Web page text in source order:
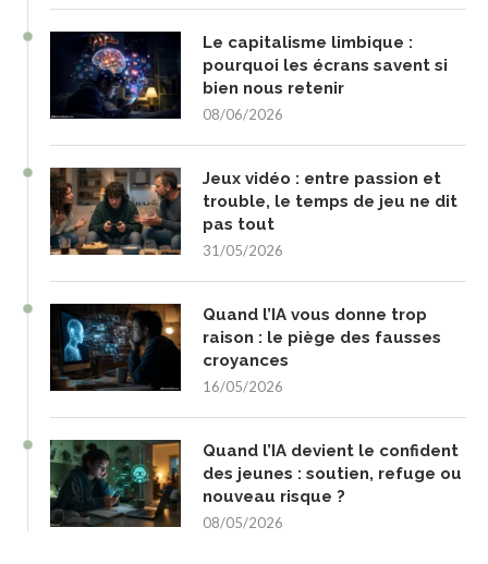
Le capitalisme limbique :
pourquoi les écrans savent si
bien nous retenir
08/06/2026
Jeux vidéo : entre passion et
trouble, le temps de jeu ne dit
pas tout
31/05/2026
Quand l’IA vous donne trop
raison : le piège des fausses
croyances
16/05/2026
Quand l’IA devient le confident
des jeunes : soutien, refuge ou
nouveau risque ?
08/05/2026